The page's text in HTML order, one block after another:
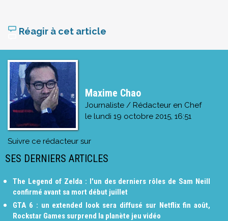
Réagir à cet article
Maxime Chao
Journaliste / Rédacteur en Chef
le lundi 19 octobre 2015, 16:51
Suivre ce rédacteur sur
SES DERNIERS ARTICLES
The Legend of Zelda : l'un des derniers rôles de Sam Neill
confirmé avant sa mort début juillet
GTA 6 : un extended look sera diffusé sur Netflix fin août,
Rockstar Games surprend la planète jeu vidéo